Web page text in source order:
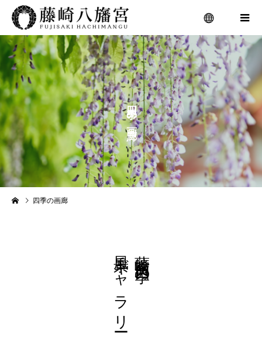
menu
の
四季の画廊
藤崎宮 四季の
風景ギャラリー